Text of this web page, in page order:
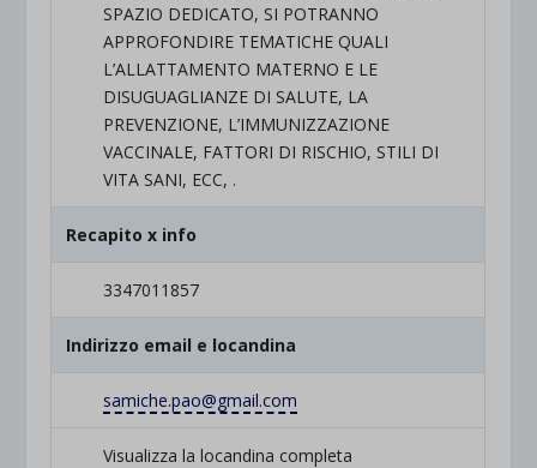
SPAZIO DEDICATO, SI POTRANNO
APPROFONDIRE TEMATICHE QUALI
L’ALLATTAMENTO MATERNO E LE
DISUGUAGLIANZE DI SALUTE, LA
PREVENZIONE, L’IMMUNIZZAZIONE
VACCINALE, FATTORI DI RISCHIO, STILI DI
VITA SANI, ECC, .
Recapito x info
3347011857
Indirizzo email e locandina
samiche.pao@gmail.com
Visualizza la locandina completa